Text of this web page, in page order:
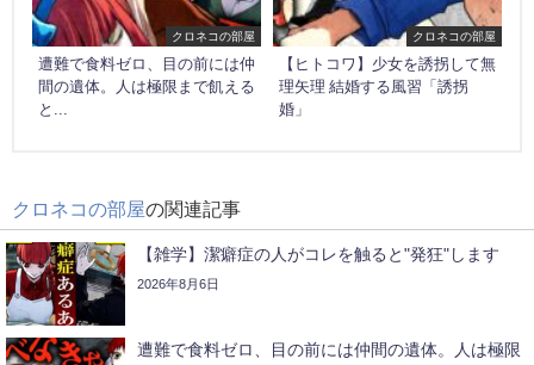
クロネコの部屋
遭難で食料ゼロ、目の前には仲
間の遺体。人は極限まで飢える
と...
クロネコの部屋
【ヒトコワ】少女を誘拐して無
理矢理 結婚する風習「誘拐
婚」
クロネコの部屋の関連記事
【雑学】潔癖症の人がコレを触ると"発狂"します
2026年8月6日
遭難で食料ゼロ、目の前には仲間の遺体。人は極限